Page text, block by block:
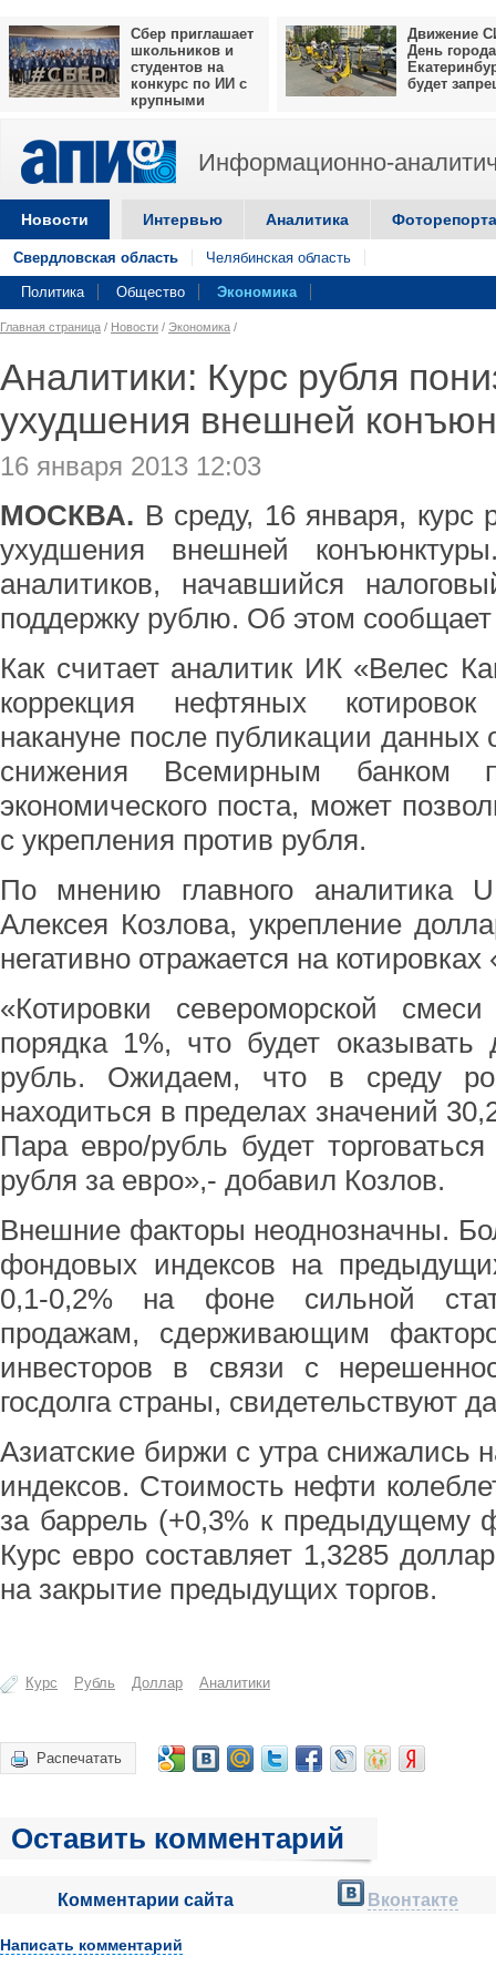
Сбер приглашает
школьников и
студентов на
конкурс по ИИ с
крупными
Движение
День города
будет
Информационно-
Новости Интервью Аналитика
Свердловская область Челябинская область
Политика Общество Экономика
Главная страница / Новости / Экономика /
Аналитики: Курс рубля
ухудшения внешней
16 января 2013 12:03
МОСКВА. В среду, 16 января, курс
ухудшения внешней
аналитиков, начавшийся
поддержку рублю. Об этом
Как считает аналитик ИК «Велес
коррекция нефтяных
накануне после публикации
снижения Всемирным банком
экономического поста, может
с укрепления против рубля.
По мнению главного аналитика
Алексея Козлова, укрепление
негативно отражается на котировках
«Котировки североморской
порядка 1%, что будет оказывать
рубль. Ожидаем, что в среду
находиться в пределах значений
Пара евро/рубль будет
рубля за евро»,- добавил Козлов.
Внешние факторы неоднозначны.
фондовых индексов на
0,1-0,2% на фоне сильной
продажам, сдерживающим
инвесторов в связи с
госдолга страны, свидетельствуют
Азиатские биржи с утра снижались
индексов. Стоимость нефти
за баррель (+0,3% к предыдущему
Курс евро составляет 1,3285
на закрытие предыдущих торгов.
Курс Рубль Доллар Аналитики
Распечатать
Оставить комментарий
Комментарии сайта Вконтакте
Написать комментарий